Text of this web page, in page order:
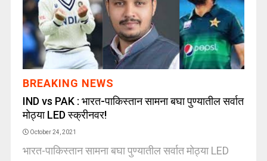
BREAKING NEWS
IND vs PAK : भारत-पाकिस्तान सामना बघा पुण्यातील सर्वात
मोठ्या LED स्क्रीनवर!
October 24, 2021
भारत-पाकिस्तान सामना बघा पुण्यातील सर्वात मोठ्या LED